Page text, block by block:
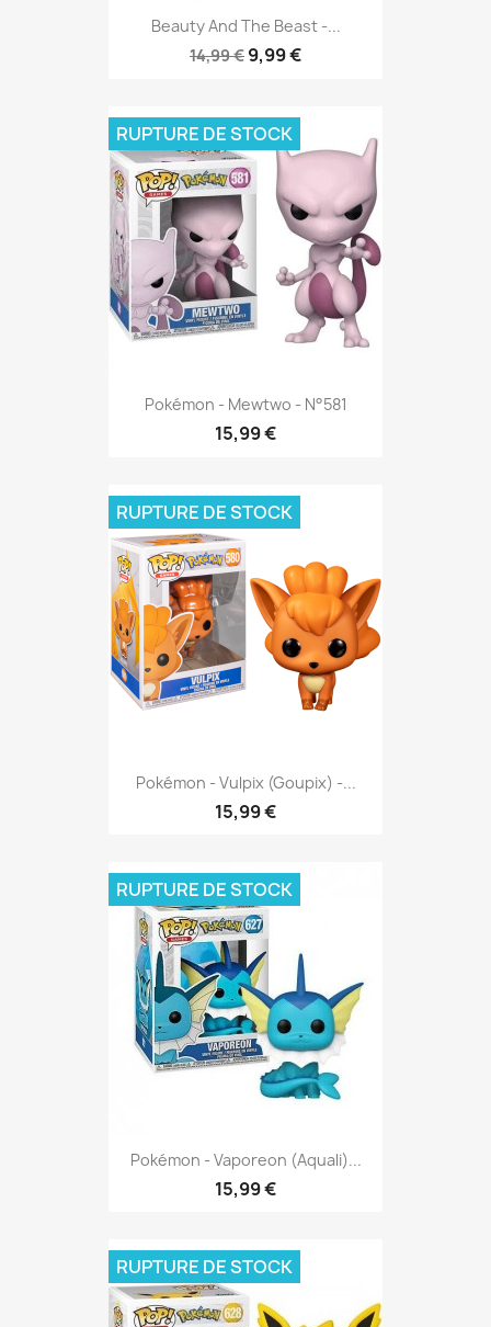
Beauty And The Beast -...
14,99 € 9,99 €
Pokémon - Mewtwo - N°581
15,99 €
RUPTURE DE STOCK
Pokémon - Vulpix (Goupix) -...
15,99 €
RUPTURE DE STOCK
Pokémon - Vaporeon (Aquali)...
15,99 €
RUPTURE DE STOCK
RUPTURE DE STOCK